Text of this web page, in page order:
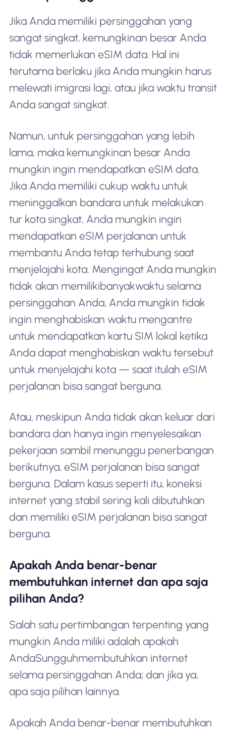
Jika Anda memiliki persinggahan yang
sangat singkat, kemungkinan besar Anda
tidak memerlukan eSIM data. Hal ini
terutama berlaku jika Anda mungkin harus
melewati imigrasi lagi, atau jika waktu transit
Anda sangat singkat.
Namun, untuk persinggahan yang lebih
lama, maka kemungkinan besar Anda
mungkin ingin mendapatkan eSIM data.
Jika Anda memiliki cukup waktu untuk
meninggalkan bandara untuk melakukan
tur kota singkat, Anda mungkin ingin
mendapatkan eSIM perjalanan untuk
membantu Anda tetap terhubung saat
menjelajahi kota. Mengingat Anda mungkin
tidak akan memilikibanyakwaktu selama
persinggahan Anda, Anda mungkin tidak
ingin menghabiskan waktu mengantre
untuk mendapatkan kartu SIM lokal ketika
Anda dapat menghabiskan waktu tersebut
untuk menjelajahi kota — saat itulah eSIM
perjalanan bisa sangat berguna.
Atau, meskipun Anda tidak akan keluar dari
bandara dan hanya ingin menyelesaikan
pekerjaan sambil menunggu penerbangan
berikutnya, eSIM perjalanan bisa sangat
berguna. Dalam kasus seperti itu, koneksi
internet yang stabil sering kali dibutuhkan
dan memiliki eSIM perjalanan bisa sangat
berguna.
Apakah Anda benar-benar
membutuhkan internet dan apa saja
pilihan Anda?
Salah satu pertimbangan terpenting yang
mungkin Anda miliki adalah apakah
AndaSungguhmembutuhkan internet
selama persinggahan Anda; dan jika ya,
apa saja pilihan lainnya.
Apakah Anda benar-benar membutuhkan